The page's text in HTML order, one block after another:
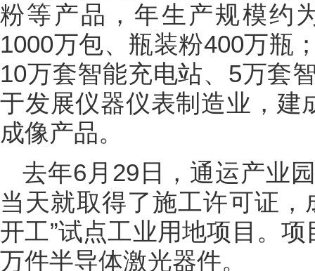
粉等产品，年生产规模约
1000万包、瓶装粉400万瓶
10万套智能充电站、5万套
于发展仪器仪表制造业，建
成像产品。
去年6月29日，通运产业
当天就取得了施工许可证
开工”试点工业用地项目。
万件半导体激光器件。